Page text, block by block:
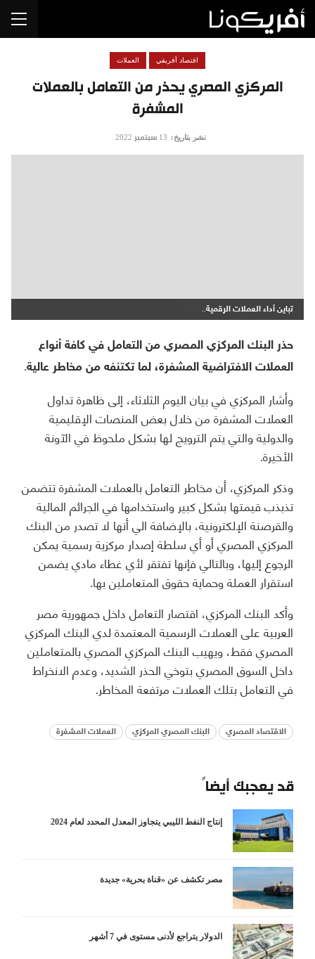
المركزي المصري يحذر من التعامل بالعملات
المشفرة
اقتصاد أفريقي العملات
نشر بتاريخ: 13 سبتمبر 2022
تباين أداء العملات الرقمية..
حذر البنك المركزي المصري من التعامل في كافة أنواع
العملات الافتراضية المشفرة، لما تكتنفه من مخاطر عالية.
وأشار المركزي في بيان اليوم الثلاثاء، إلى ظاهرة تداول
العملات المشفرة من خلال بعض المنصات الإقليمية
والدولية والتي يتم الترويج لها بشكل ملحوظ في الآونة
الأخيرة.
وذكر المركزي، أن مخاطر التعامل بالعملات المشفرة تتضمن
تذبذب قيمتها بشكل كبير واستخدامها في الجرائم المالية
والقرصنة الإلكترونية، بالإضافة الي أنها لا تصدر من البنك
المركزي المصري أو أي سلطة إصدار مركزية رسمية يمكن
الرجوع إليها، وبالتالي فإنها تفتقر لأي غطاء مادي يضمن
استقرار العملة وحماية حقوق المتعاملين بها.
وأكد البنك المركزي، اقتصار التعامل داخل جمهورية مصر
العربية على العملات الرسمية المعتمدة لدي البنك المركزي
المصري فقط، ويهيب البنك المركزي المصري بالمتعاملين
داخل السوق المصري بتوخي الحذر الشديد، وعدم الانخراط
في التعامل بتلك العملات مرتفعة المخاطر.
الاقتصاد المصري البنك المصري المركزي العملات المشفرة
قد يعجبك أيضاً
إنتاج النفط الليبي يتجاوز المعدل المحدد لعام 2024
مصر تكشف عن «قناة بحرية» جديدة
الدولار يتراجع لأدنى مستوى في 7 أشهر